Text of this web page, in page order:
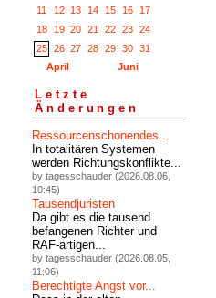
11
12 13 14 15 16
17
18
19 20 21 22 23
24
25
26 27 28 29 30
31
April
Juni
Letzte
Änderungen
Ressourcenschonendes...
In totalitären Systemen
werden Richtungskonflikte...
by tagesschauder (2026.08.06,
10:45)
Tausendjuristen
Da gibt es die tausend
befangenen Richter und
RAF-artigen...
by tagesschauder (2026.08.05,
11:06)
Berechtigte Angst vor...